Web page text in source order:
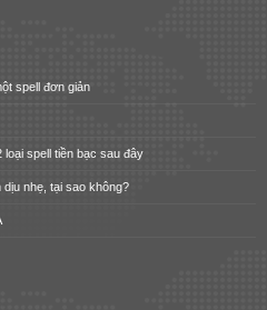
spell đơn giản
loại spell tiền bạc sau đây
nhẹ, tại sao không?